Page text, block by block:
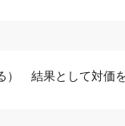
） 結果として対価